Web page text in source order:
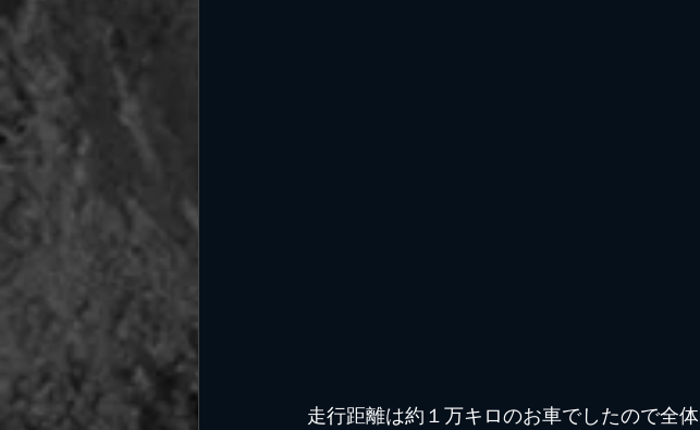
走行距離は約１万キロのお車でしたので全